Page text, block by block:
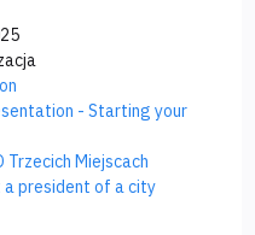
- Starting your
Trzecich Miejscach
president of a city